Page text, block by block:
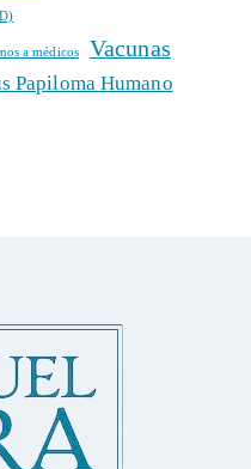
a médicos Vacunas
Papiloma Humano